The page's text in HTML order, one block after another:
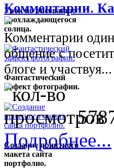
Урок по рисованию
прохлаждающегося
солнца.
Фантастический
эффект фотографии.
Создание приятного
макета сайта
портфолио.
Комментарии.
Комментарии
общение с
блоге и участвуя...
Подробнее...